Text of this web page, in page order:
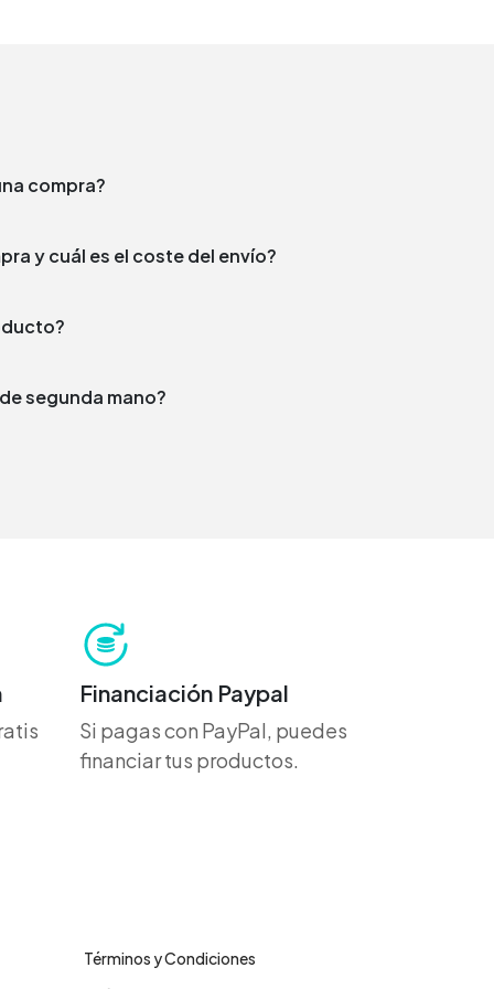
compra?
¿En qué plazo enviamos tu compra y cuál es el coste del envío?
de segunda mano?
Financiación Paypal
Si pagas con PayPal, puedes
financiar tus productos.
Términos y Condiciones